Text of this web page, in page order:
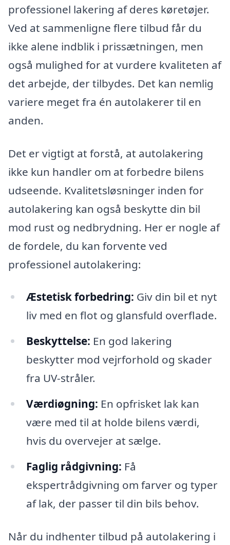
professionel lakering af deres køretøjer.
Ved at sammenligne flere tilbud får du
ikke alene indblik i prissætningen, men
også mulighed for at vurdere kvaliteten af
det arbejde, der tilbydes. Det kan nemlig
variere meget fra én autolakerer til en
anden.
Det er vigtigt at forstå, at autolakering
ikke kun handler om at forbedre bilens
udseende. Kvalitetsløsninger inden for
autolakering kan også beskytte din bil
mod rust og nedbrydning. Her er nogle af
de fordele, du kan forvente ved
professionel autolakering:
Æstetisk forbedring: Giv din bil et nyt
liv med en flot og glansfuld overflade.
Beskyttelse: En god lakering
beskytter mod vejrforhold og skader
fra UV-stråler.
Værdiøgning: En opfrisket lak kan
være med til at holde bilens værdi,
hvis du overvejer at sælge.
Faglig rådgivning: Få
ekspertrådgivning om farver og typer
af lak, der passer til din bils behov.
Når du indhenter tilbud på autolakering i